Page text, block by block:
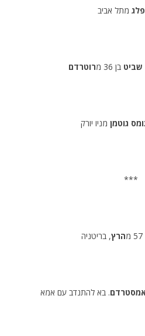
מתל אביב
שביט בן 36 מ רוטרדם
גוטמן מניו יורק
***
מ הרץ, בריטניה
אמסטרדם. בא להתנדב עם אמא